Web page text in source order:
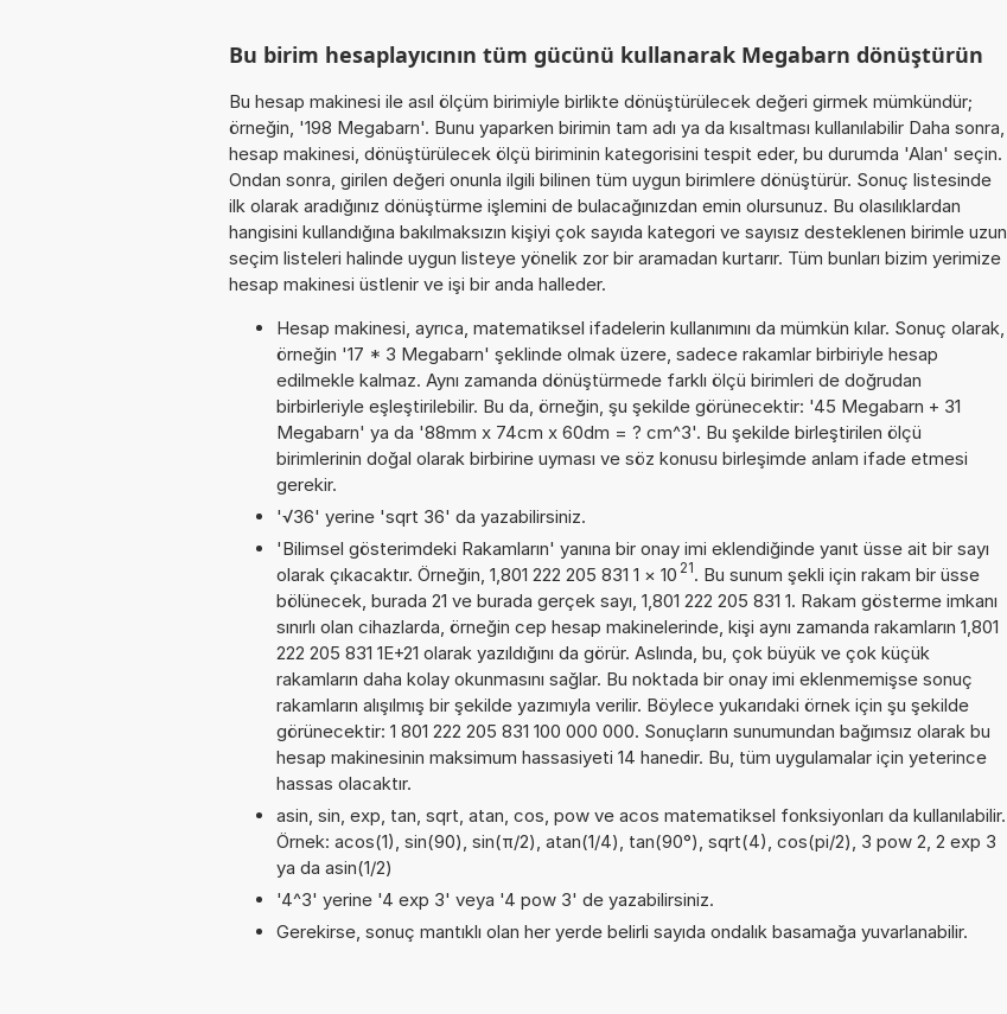
Bu birim hesaplayıcının tüm gücünü kullanarak Megabarn dönüştürün
Bu hesap makinesi ile asıl ölçüm birimiyle birlikte dönüştürülecek değeri girmek mümkündür;
örneğin, '198 Megabarn'. Bunu yaparken birimin tam adı ya da kısaltması kullanılabilir Daha sonra,
hesap makinesi, dönüştürülecek ölçü biriminin kategorisini tespit eder, bu durumda 'Alan' seçin.
Ondan sonra, girilen değeri onunla ilgili bilinen tüm uygun birimlere dönüştürür. Sonuç listesinde
ilk olarak aradığınız dönüştürme işlemini de bulacağınızdan emin olursunuz. Bu olasılıklardan
hangisini kullandığına bakılmaksızın kişiyi çok sayıda kategori ve sayısız desteklenen birimle uzun
seçim listeleri halinde uygun listeye yönelik zor bir aramadan kurtarır. Tüm bunları bizim yerimize
hesap makinesi üstlenir ve işi bir anda halleder.
Hesap makinesi, ayrıca, matematiksel ifadelerin kullanımını da mümkün kılar. Sonuç olarak,
örneğin '17 * 3 Megabarn' şeklinde olmak üzere, sadece rakamlar birbiriyle hesap
edilmekle kalmaz. Aynı zamanda dönüştürmede farklı ölçü birimleri de doğrudan
birbirleriyle eşleştirilebilir. Bu da, örneğin, şu şekilde görünecektir: '45 Megabarn + 31
Megabarn' ya da '88mm x 74cm x 60dm = ? cm^3'. Bu şekilde birleştirilen ölçü
birimlerinin doğal olarak birbirine uyması ve söz konusu birleşimde anlam ifade etmesi
gerekir.
'√36' yerine 'sqrt 36' da yazabilirsiniz.
'Bilimsel gösterimdeki Rakamların' yanına bir onay imi eklendiğinde yanıt üsse ait bir sayı
olarak çıkacaktır. Örneğin, 1,801 222 205 831 1 × 10 21. Bu sunum şekli için rakam bir üsse
bölünecek, burada 21 ve burada gerçek sayı, 1,801 222 205 831 1. Rakam gösterme imkanı
sınırlı olan cihazlarda, örneğin cep hesap makinelerinde, kişi aynı zamanda rakamların 1,801
222 205 831 1E+21 olarak yazıldığını da görür. Aslında, bu, çok büyük ve çok küçük
rakamların daha kolay okunmasını sağlar. Bu noktada bir onay imi eklenmemişse sonuç
rakamların alışılmış bir şekilde yazımıyla verilir. Böylece yukarıdaki örnek için şu şekilde
görünecektir: 1 801 222 205 831 100 000 000. Sonuçların sunumundan bağımsız olarak bu
hesap makinesinin maksimum hassasiyeti 14 hanedir. Bu, tüm uygulamalar için yeterince
hassas olacaktır.
asin, sin, exp, tan, sqrt, atan, cos, pow ve acos matematiksel fonksiyonları da kullanılabilir.
Örnek: acos(1), sin(90), sin(π/2), atan(1/4), tan(90°), sqrt(4), cos(pi/2), 3 pow 2, 2 exp 3
ya da asin(1/2)
'4^3' yerine '4 exp 3' veya '4 pow 3' de yazabilirsiniz.
Gerekirse, sonuç mantıklı olan her yerde belirli sayıda ondalık basamağa yuvarlanabilir.